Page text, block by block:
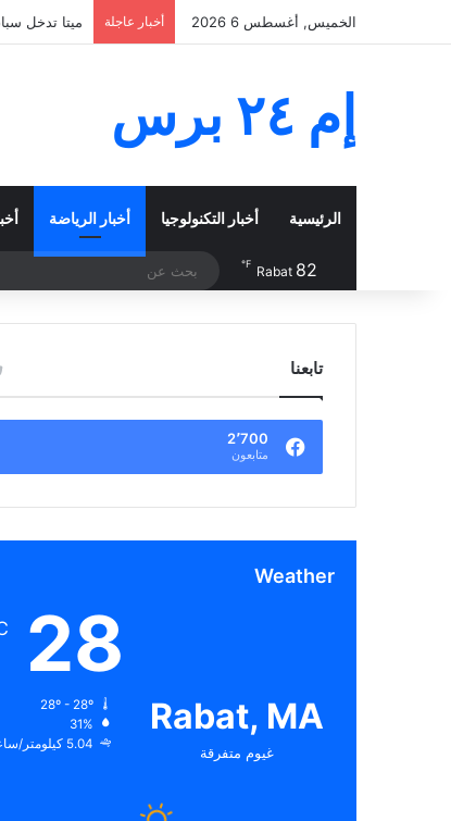
الخميس, أغسطس 6 2026 أخبار عاجلة نيجيريا
إم ٢٤ برس
الرئيسية أخبار التكنولوجيا أخبار الرياضة
Rabat 82
℉
تابعنا
2٬700
متابعون
Weather
Rabat, MA
غيوم متفرقة
28
31%
5.04 كيلومتر/ساعة